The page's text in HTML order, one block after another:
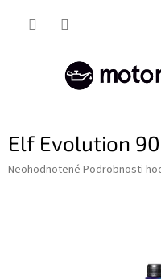
Elf Evolution
Priemerné
Neohodnotené Podrobnosti